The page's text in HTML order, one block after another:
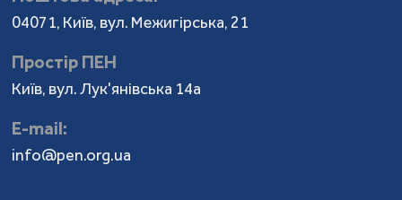
04071, Київ, вул. Межигірська, 21
Простір ПЕН
Київ, вул. Лук'янівська 14а
Е-mail:
info@pen.org.ua